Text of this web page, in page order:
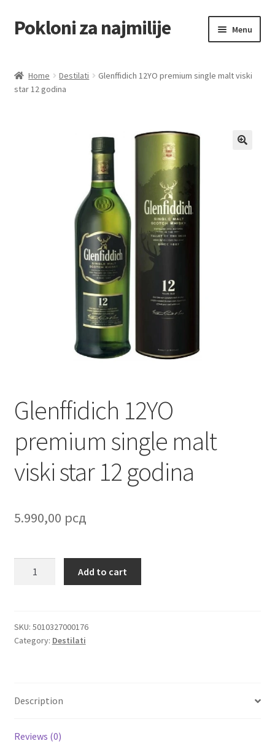
Skip
to
Skip
to
Pokloni za najmilije Menu
Akcija za dan zaljubljenih
Corporate gifts
Cveće
Delivery
Destilati
FAQ
Igračke
Cvece
Destilati
Jack Daniel’s
Home Destilati
Glenffidich 12YO premium single malt viski
star 12 godina
Glenffidich 12YO
premium single malt
viski star 12 godina
5.990,00 рсд
malt
viski
quantity
Add to cart
SKU: 5010327000176
Category: Destilati
Description
Reviews (0)